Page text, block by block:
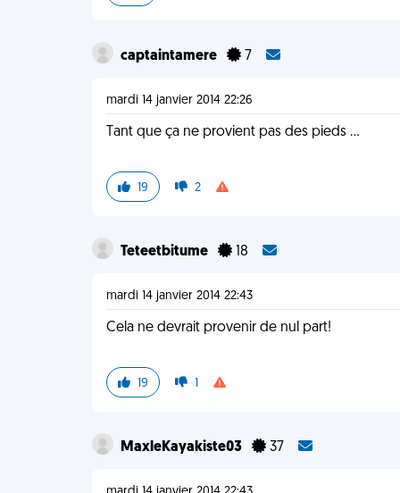
captaintamere 7
mardi 14 janvier 2014 22:26
Tant que ça ne provient pas des pieds ...
19 2
Teteetbitume 18
mardi 14 janvier 2014 22:43
Cela ne devrait provenir de nul part!
19 1
MaxleKayakiste03 37